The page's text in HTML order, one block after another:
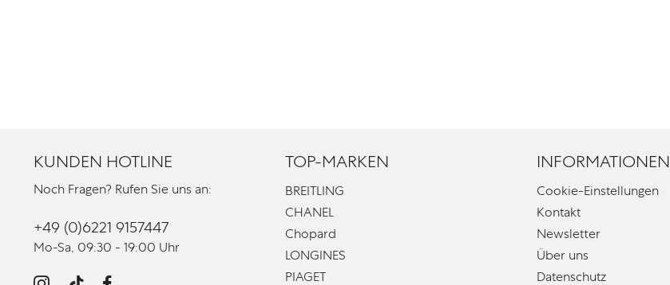
KUNDEN HOTLINE
Noch Fragen? Rufen Sie uns an:
+49 (0)6221 9157447
Mo-Sa, 09:30 - 19:00 Uhr
TOP-MARKEN
BREITLING
CHANEL
Chopard
LONGINES
PIAGET
INFORMATIONEN
Cookie-Einstellungen
Kontakt
Newsletter
Über uns
Datenschutz